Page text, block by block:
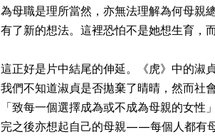
為母職是理所當然，亦無法理解為何母親
有了新的想法。這裡恐怕不是她想生育，
這正好是片中結尾的伸延。《虎》中的淑
我們不知道淑貞是否拋棄了晴晴，然而社
「致每一個選擇成為或不成為母親的女
完之後亦想起自己的母親——每個人都有